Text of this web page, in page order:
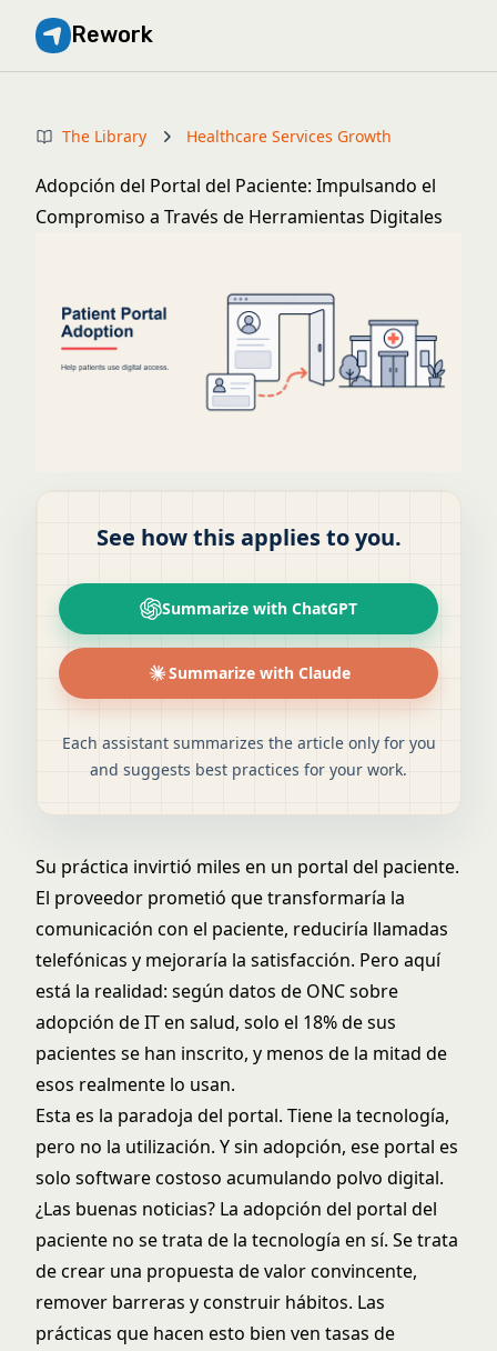
Rework
The Library Healthcare Services Growth
Adopción del Portal del Paciente: Impulsando el
Compromiso a Través de Herramientas Digitales
See how this applies to you.
Summarize with ChatGPT
Summarize with Claude
Each assistant summarizes the article only for you
and suggests best practices for your work.
Su práctica invirtió miles en un portal del paciente.
El proveedor prometió que transformaría la
comunicación con el paciente, reduciría llamadas
telefónicas y mejoraría la satisfacción. Pero aquí
está la realidad: según datos de ONC sobre
adopción de IT en salud, solo el 18% de sus
pacientes se han inscrito, y menos de la mitad de
esos realmente lo usan.
Esta es la paradoja del portal. Tiene la tecnología,
pero no la utilización. Y sin adopción, ese portal es
solo software costoso acumulando polvo digital.
¿Las buenas noticias? La adopción del portal del
paciente no se trata de la tecnología en sí. Se trata
de crear una propuesta de valor convincente,
remover barreras y construir hábitos. Las
prácticas que hacen esto bien ven tasas de